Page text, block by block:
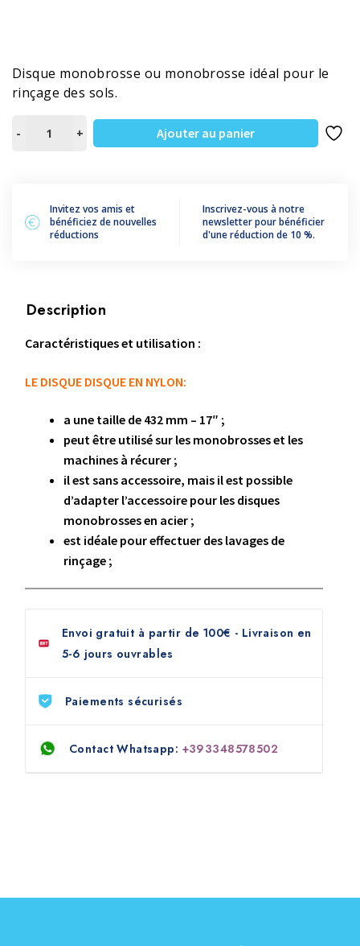
Disque monobrosse ou monobrosse idéal pour le
rinçage des sols.
-
NYLON
POUR
+ Ajouter au panier
Invitez vos amis et
bénéficiez de nouvelles
réductions
Inscrivez-vous à notre
newsletter pour bénéficier
d'une réduction de 10 %.
Description
Caractéristiques et utilisation :
LE DISQUE DISQUE EN NYLON:
a une taille de 432 mm – 17″ ;
peut être utilisé sur les monobrosses et les
machines à récurer ;
il est sans accessoire, mais il est possible
d’adapter l’accessoire pour les disques
monobrosses en acier ;
est idéale pour effectuer des lavages de
rinçage ;
Envoi gratuit à partir de 100€ - Livraison en
5-6 jours ouvrables
Paiements sécurisés
Contact Whatsapp: +393348578502